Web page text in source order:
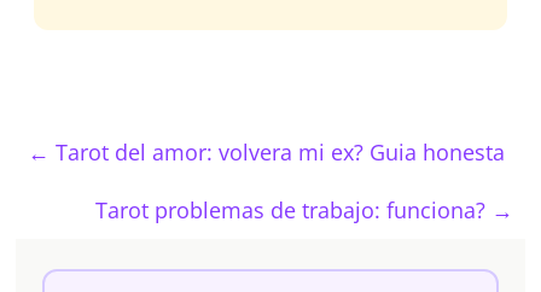
← Tarot del amor: volvera mi ex? Guia honesta
Tarot problemas de trabajo: funciona? →